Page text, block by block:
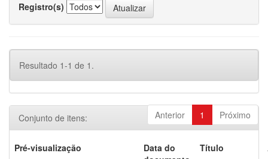
Registro(s)
Resultado 1-1 de 1.
Anterior 1 Próximo
Conjunto de itens:
Pré-visualização
Data do
Título